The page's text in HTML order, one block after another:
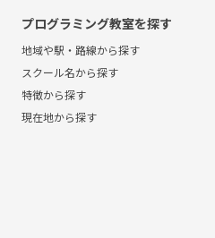
プログラミング教室を探す
地域や駅・路線から探す
スクール名から探す
特徴から探す
現在地から探す